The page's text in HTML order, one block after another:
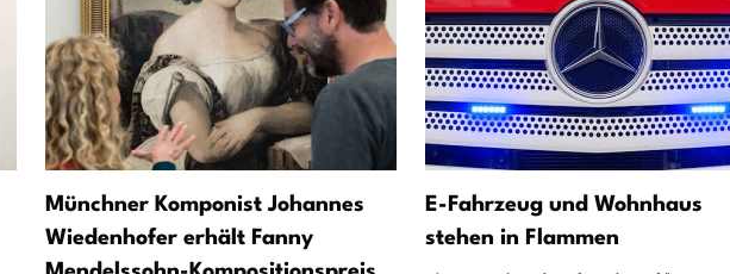
Münchner Komponist Johannes
Wiedenhofer erhält Fanny
E-Fahrzeug und Wohnhaus
stehen in Flammen